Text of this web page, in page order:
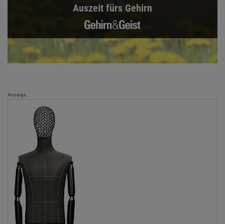
Auszeit fürs Gehirn
Anzeige